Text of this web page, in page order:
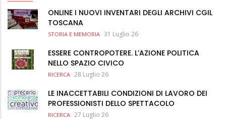
ONLINE I NUOVI INVENTARI DEGLI ARCHIVI CGIL
TOSCANA
STORIA E MEMORIA 31 Luglio 26
ESSERE CONTROPOTERE. L’AZIONE POLITICA
NELLO SPAZIO CIVICO
RICERCA 28 Luglio 26
LE INACCETTABILI CONDIZIONI DI LAVORO DEI
PROFESSIONISTI DELLO SPETTACOLO
RICERCA 27 Luglio 26